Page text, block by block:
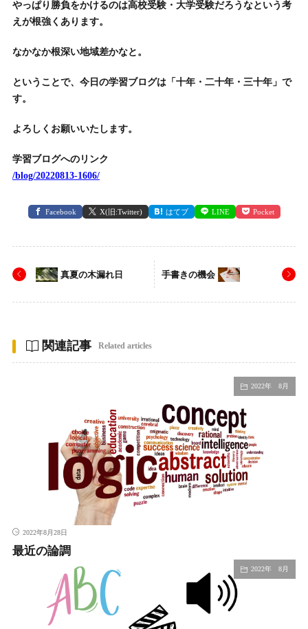
やっぱり勝負をかけるのは高校受験・大学受験だろうなという考
えが根強くあります。
なかなか根深い地域差かなと。
ということで、今日の学習ブログは「十年・二十年・三十年」で
す。
よろしくお願いいたします。
学習ブログへのリンク
/blog/20220813-1606/
Facebook X(旧:Twitter) はてブ LINE Pocket
真夏の木漏れ日 手書きの機会
関連記事 Related articles
2022年 8月
2022年8月28日
最近の論調
2022年 8月